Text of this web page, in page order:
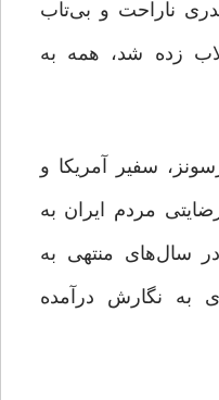
ناراحت و بی‌تاب
زده شد، همه به
سفیر آمریکا و
مردم ایران به
سال‌های منتهی به
به نگارش درآمده